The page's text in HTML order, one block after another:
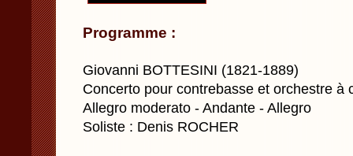
Programme :
Giovanni BOTTESINI (1821-1889)
Concerto pour contrebasse et orchestre à
Allegro moderato - Andante - Allegro
Soliste : Denis ROCHER